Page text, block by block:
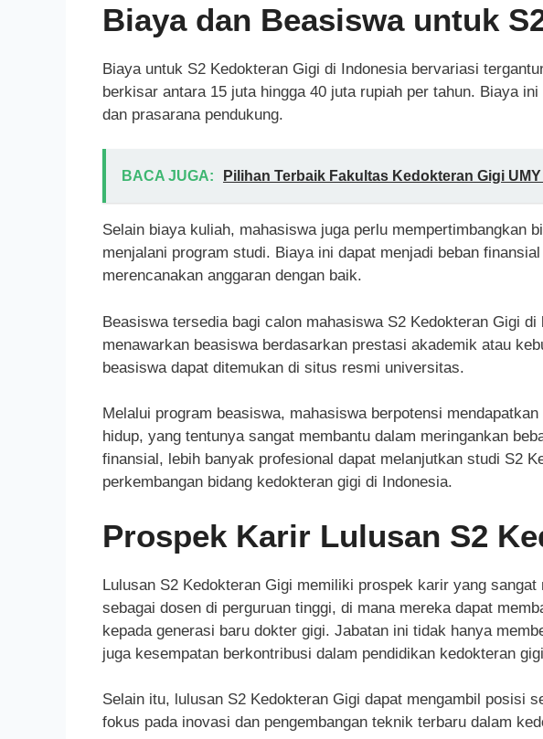
Biaya dan Beasiswa untuk
Biaya untuk S2 Kedokteran Gigi di Indonesia bervariasi
berkisar antara 15 juta hingga 40 juta rupiah per tahun. Biaya
dan prasarana pendukung.
BACA JUGA: Pilihan Terbaik Fakultas Kedokteran Gigi
Selain biaya kuliah, mahasiswa juga perlu mempertimbangkan
menjalani program studi. Biaya ini dapat menjadi beban
merencanakan anggaran dengan baik.
Beasiswa tersedia bagi calon mahasiswa S2 Kedokteran Gigi
menawarkan beasiswa berdasarkan prestasi akademik atau
beasiswa dapat ditemukan di situs resmi universitas.
Melalui program beasiswa, mahasiswa berpotensi
hidup, yang tentunya sangat membantu dalam meringankan
finansial, lebih banyak profesional dapat melanjutkan studi S2
perkembangan bidang kedokteran gigi di Indonesia.
Prospek Karir Lulusan S2
Lulusan S2 Kedokteran Gigi memiliki prospek karir yang
sebagai dosen di perguruan tinggi, di mana mereka dapat
kepada generasi baru dokter gigi. Jabatan ini tidak hanya
juga kesempatan berkontribusi dalam pendidikan kedokteran
Selain itu, lulusan S2 Kedokteran Gigi dapat mengambil posisi
fokus pada inovasi dan pengembangan teknik terbaru dalam